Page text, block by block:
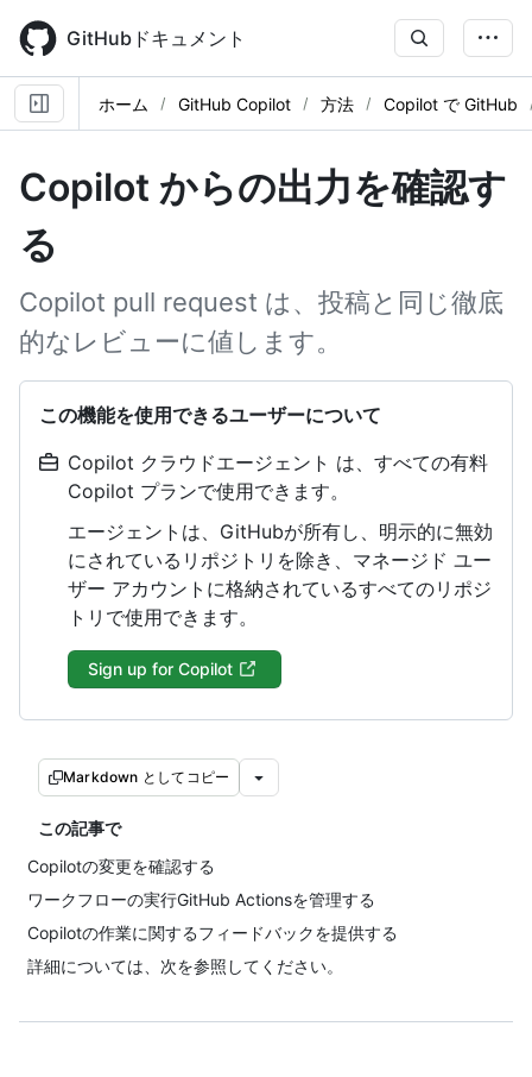
main
content
GitHubドキュメント
ホーム GitHub Copilot 方法 Copilot で GitHub
Copilot からの出力を確認す
る
Copilot pull request は、投稿と同じ徹底
的なレビューに値します。
この機能を使用できるユーザーについて
Copilot クラウドエージェント は、すべての有料
Copilot プランで使用できます。
エージェントは、GitHubが所有し、明示的に無効
にされているリポジトリを除き、マネージド ユー
ザー アカウントに格納されているすべてのリポジ
トリで使用できます。
Sign up for Copilot
Markdown としてコピー
この記事で
Copilotの変更を確認する
ワークフローの実行GitHub Actionsを管理する
Copilotの作業に関するフィードバックを提供する
詳細については、次を参照してください。